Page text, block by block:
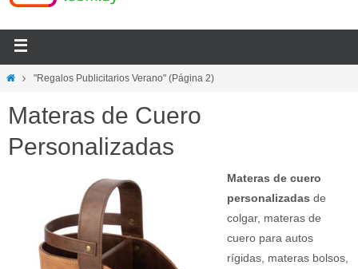
"Regalos Publicitarios Verano"(Página 2)
Materas de Cuero
Personalizadas
Materas de cuero
personalizadas de
colgar, materas de
cuero para autos
rígidas, materas bolsos,